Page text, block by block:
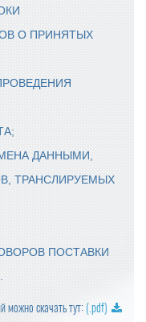
О ПРИНЯТЫХ
ДАННЫМИ,
ТРАНСЛИРУЕМЫХ
ПОСТАВКИ
можно скачать тут: (.pdf)